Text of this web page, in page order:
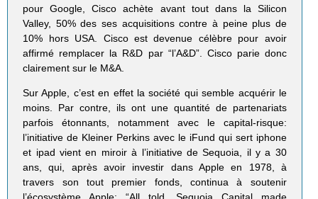
pour Google, Cisco achète avant tout dans la Silicon
Valley, 50% des ses acquisitions contre à peine plus de
10% hors USA. Cisco est devenue célèbre pour avoir
affirmé remplacer la R&D par “l’A&D”. Cisco parie donc
clairement sur le M&A.
Sur Apple, c’est en effet la société qui semble acquérir le
moins. Par contre, ils ont une quantité de partenariats
parfois étonnants, notamment avec le capital-risque:
l’initiative de Kleiner Perkins avec le iFund qui sert iphone
et ipad vient en miroir à l’initiative de Sequoia, il y a 30
ans, qui, après avoir investir dans Apple en 1978, à
travers son tout premier fonds, continua à soutenir
l’écosystème Apple: “All told, Sequoia Capital made